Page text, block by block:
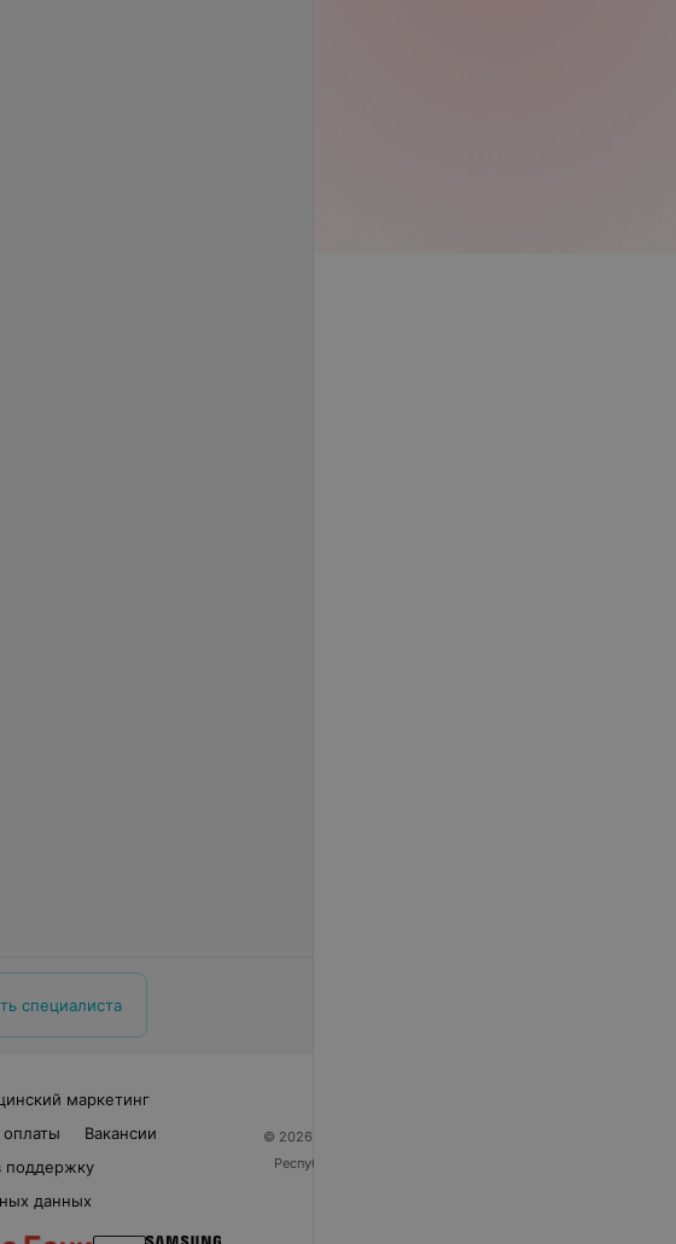
специалиста
маркетинг
Вакансии
поддержку
данных
© 2026 ООО «Артокс Лаб», УНП 191700409
Республика Беларусь, г. Минск, улица Толбухина, 2,